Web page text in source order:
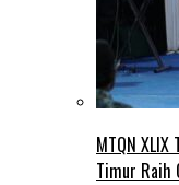
MTQN
Timur Raih